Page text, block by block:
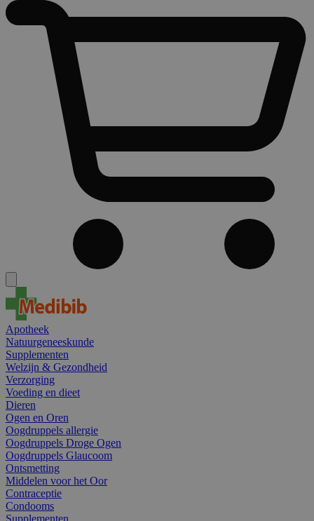
Apotheek
Natuurgeneeskunde
Supplementen
Welzijn & Gezondheid
Verzorging
Voeding en dieet
Dieren
Ogen en Oren
Oogdruppels allergie
Oogdruppels Droge Ogen
Oogdruppels Glaucoom
Ontsmetting
Middelen voor het Oor
Contraceptie
Condooms
Supplementen